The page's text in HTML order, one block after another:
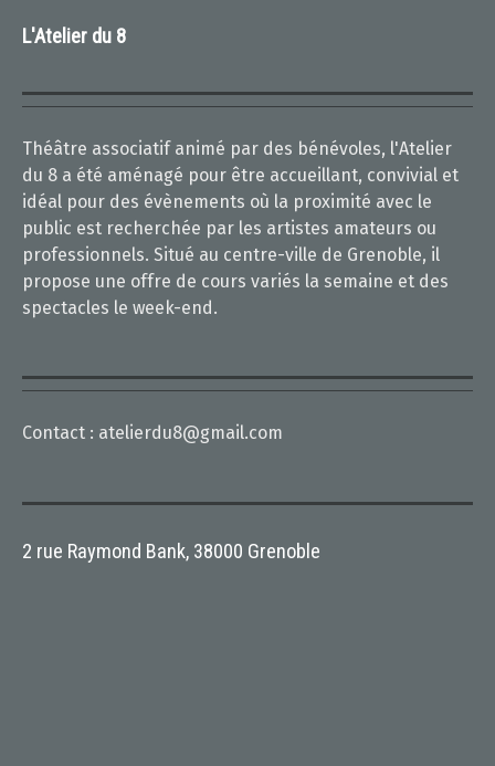
L'Atelier du 8
Théâtre associatif animé par des bénévoles, l'Atelier
du 8 a été aménagé pour être accueillant, convivial et
idéal pour des évènements où la proximité avec le
public est recherchée par les artistes amateurs ou
professionnels. Situé au centre-ville de Grenoble, il
propose une offre de cours variés la semaine et des
spectacles le week-end.
Contact : atelierdu8@gmail.com
2 rue Raymond Bank, 38000 Grenoble